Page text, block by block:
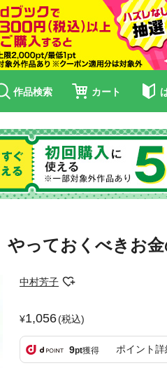
作品検索 カート
やっておくべきお金
中村芳子
1,056(税込)
9pt獲得 ポイント詳